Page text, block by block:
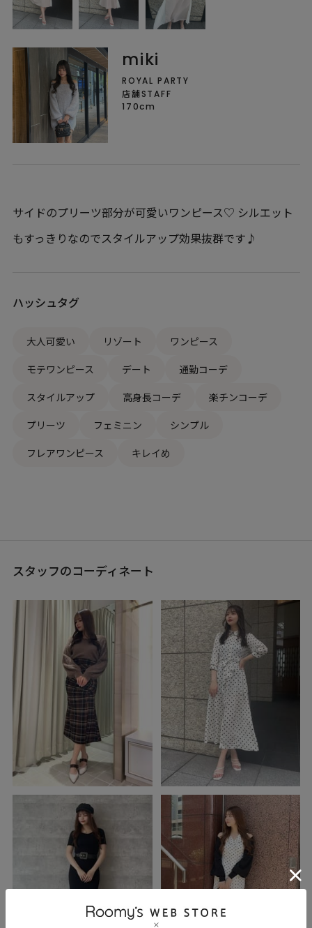
miki
ROYAL PARTY
店舗STAFF
170cm
サイドのプリーツ部分が可愛いワンピース♡ シルエット
もすっきりなのでスタイルアップ効果抜群です♪
ハッシュタグ
大人可愛い リゾート
ワンピース
モテワンピース
デート
通勤コーデ
スタイルアップ
高身長コーデ
楽チンコーデ
プリーツ
フェミニン
シンプル
フレアワンピース
キレイめ
スタッフのコーディネート